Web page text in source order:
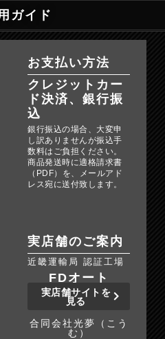
ガイド
お支払い方法
クレジットカー
ド決済、銀行振
込
銀行振込の場合、大変申
し訳ありませんが振込手
数料はご負担ください。
商品発送時に適格請求書
（PDF）を、メールアド
レス宛に送付致します。
実店舗のご案内
近畿運輸局 認証工場
FDオート
実店舗サイトを
見る
合同会社光夢（こう
む）